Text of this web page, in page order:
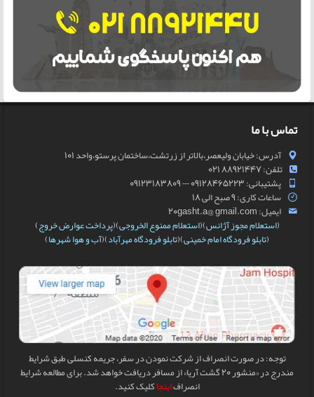
تماس با ما
آدرس: خیابان ولیعصر،بالاتر از زرتشت،ساختمان پرستو،واحد 101
تلفن: 88921447 021
پشتیبانی: 09128465223 — 09123183809
ساعات کاری: 9 صبح الی 18
ایمیل: 20gasht.a@ gmail.com
(استعلام مجوز آژانس)(استعلام ممنوع الخروجی)(پرداخت عوارض خروج)
(تابلو فرودگاه امام خمینی)(تابلو فرودگاه مهرآباد)(آب و هوا شهرها)
توجه: در صورت انصراف از شرکت نمودن در سفر، جریمه کنسلی طبق شرایط
مندرج در «منشور 20 گشت آریا» از مسافر دریافت خواهد شد. برای مطالعه شرایط
انصرافاینجاکلیک کنید.